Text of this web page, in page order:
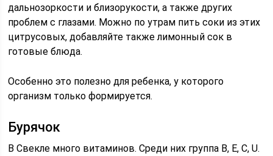
дальнозоркости и близорукости, а также других
проблем с глазами. Можно по утрам пить соки из этих
цитрусовых, добавляйте также лимонный сок в
готовые блюда.
Особенно это полезно для ребенка, у которого
организм только формируется.
Бурячок
В Свекле много витаминов. Среди них группа В, Е, С, U.